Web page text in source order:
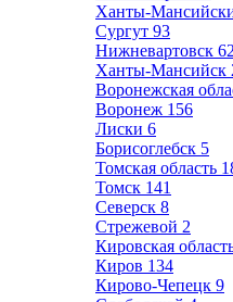
Ханты-
Сургут 93
Нижневартовск 62
Ханты-Мансийск
Воронежская
Воронеж 156
Лиски 6
Борисоглебск 5
Томская область
Томск 141
Северск 8
Стрежевой 2
Кировская
Киров 134
Кирово-Чепецк 9